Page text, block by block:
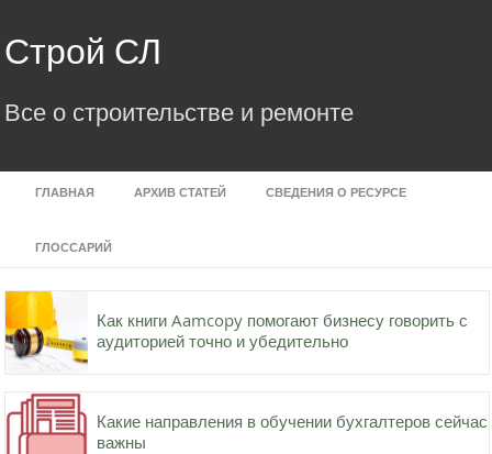
to
content
Строй СЛ
Все о строительстве и ремонте
ГЛАВНАЯ АРХИВ СТАТЕЙ СВЕДЕНИЯ О РЕСУРСЕ
ГЛОССАРИЙ
Как книги Aamcopy помогают бизнесу говорить с
аудиторией точно и убедительно
Какие направления в обучении бухгалтеров сейчас
важны